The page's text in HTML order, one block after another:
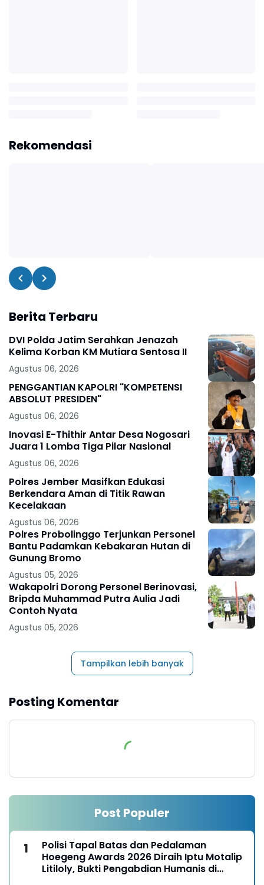
Rekomendasi
Berita Terbaru
DVI Polda Jatim Serahkan Jenazah
Kelima Korban KM Mutiara Sentosa II
Agustus 06, 2026
PENGGANTIAN KAPOLRI "KOMPETENSI
ABSOLUT PRESIDEN"
Agustus 06, 2026
Inovasi E-Thithir Antar Desa Nogosari
Juara 1 Lomba Tiga Pilar Nasional
Agustus 06, 2026
Polres Jember Masifkan Edukasi
Berkendara Aman di Titik Rawan
Kecelakaan
Agustus 06, 2026
Polres Probolinggo Terjunkan Personel
Bantu Padamkan Kebakaran Hutan di
Gunung Bromo
Agustus 05, 2026
Wakapolri Dorong Personel Berinovasi,
Bripda Muhammad Putra Aulia Jadi
Contoh Nyata
Agustus 05, 2026
Tampilkan lebih banyak
Posting Komentar
Post Populer
Polisi Tapal Batas dan Pedalaman
Hoegeng Awards 2026 Diraih Iptu Motalip
Litiloly, Bukti Pengabdian Humanis di